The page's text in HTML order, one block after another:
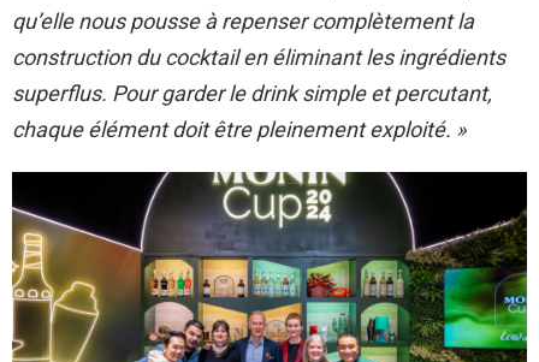
qu’elle nous pousse à repenser complètement la
construction du cocktail en éliminant les ingrédients
superflus. Pour garder le drink simple et percutant,
chaque élément doit être pleinement exploité. »